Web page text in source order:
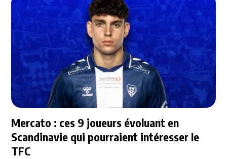
Mercato : ces 9 joueurs évoluant en
Scandinavie qui pourraient intéresser le
TFC